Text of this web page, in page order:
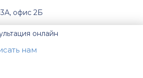
офис 2Б
онлайн